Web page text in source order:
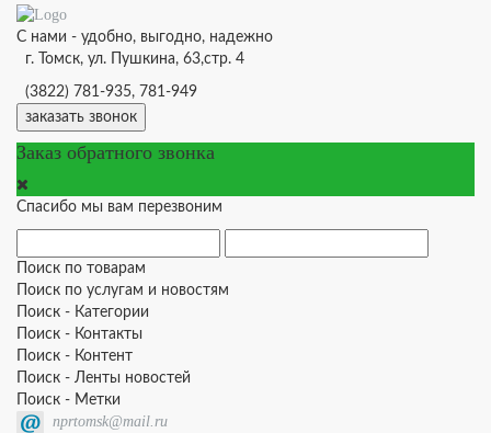
С нами - удобно, выгодно, надежно
г. Томск, ул. Пушкина, 63,стр. 4
(3822) 781-935, 781-949
заказать звонок
Заказ обратного звонка
Спасибо мы вам перезвоним
Поиск по товарам
Поиск по услугам и новостям
Поиск - Категории
Поиск - Контакты
Поиск - Контент
Поиск - Ленты новостей
Поиск - Метки
nprtomsk@mail.ru